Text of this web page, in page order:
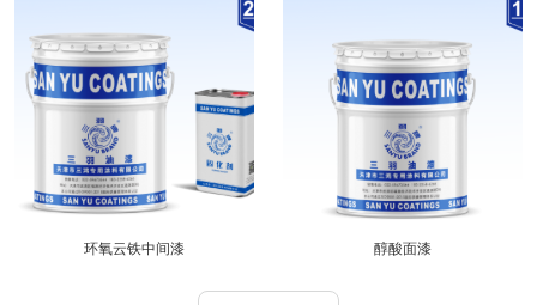
环氧云铁中间漆 醇酸面漆